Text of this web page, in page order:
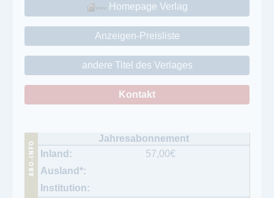
Homepage Verlag
Anzeigen-Preisliste
andere Titel des Verlages
Kontakt
57,00€